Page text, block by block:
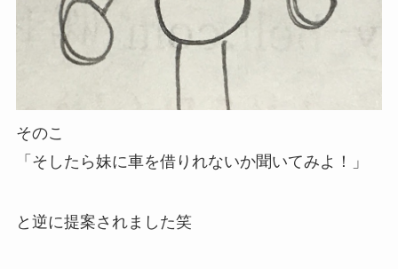
そのこ
「そしたら妹に車を借りれないか聞いてみよ！」
と逆に提案されました笑